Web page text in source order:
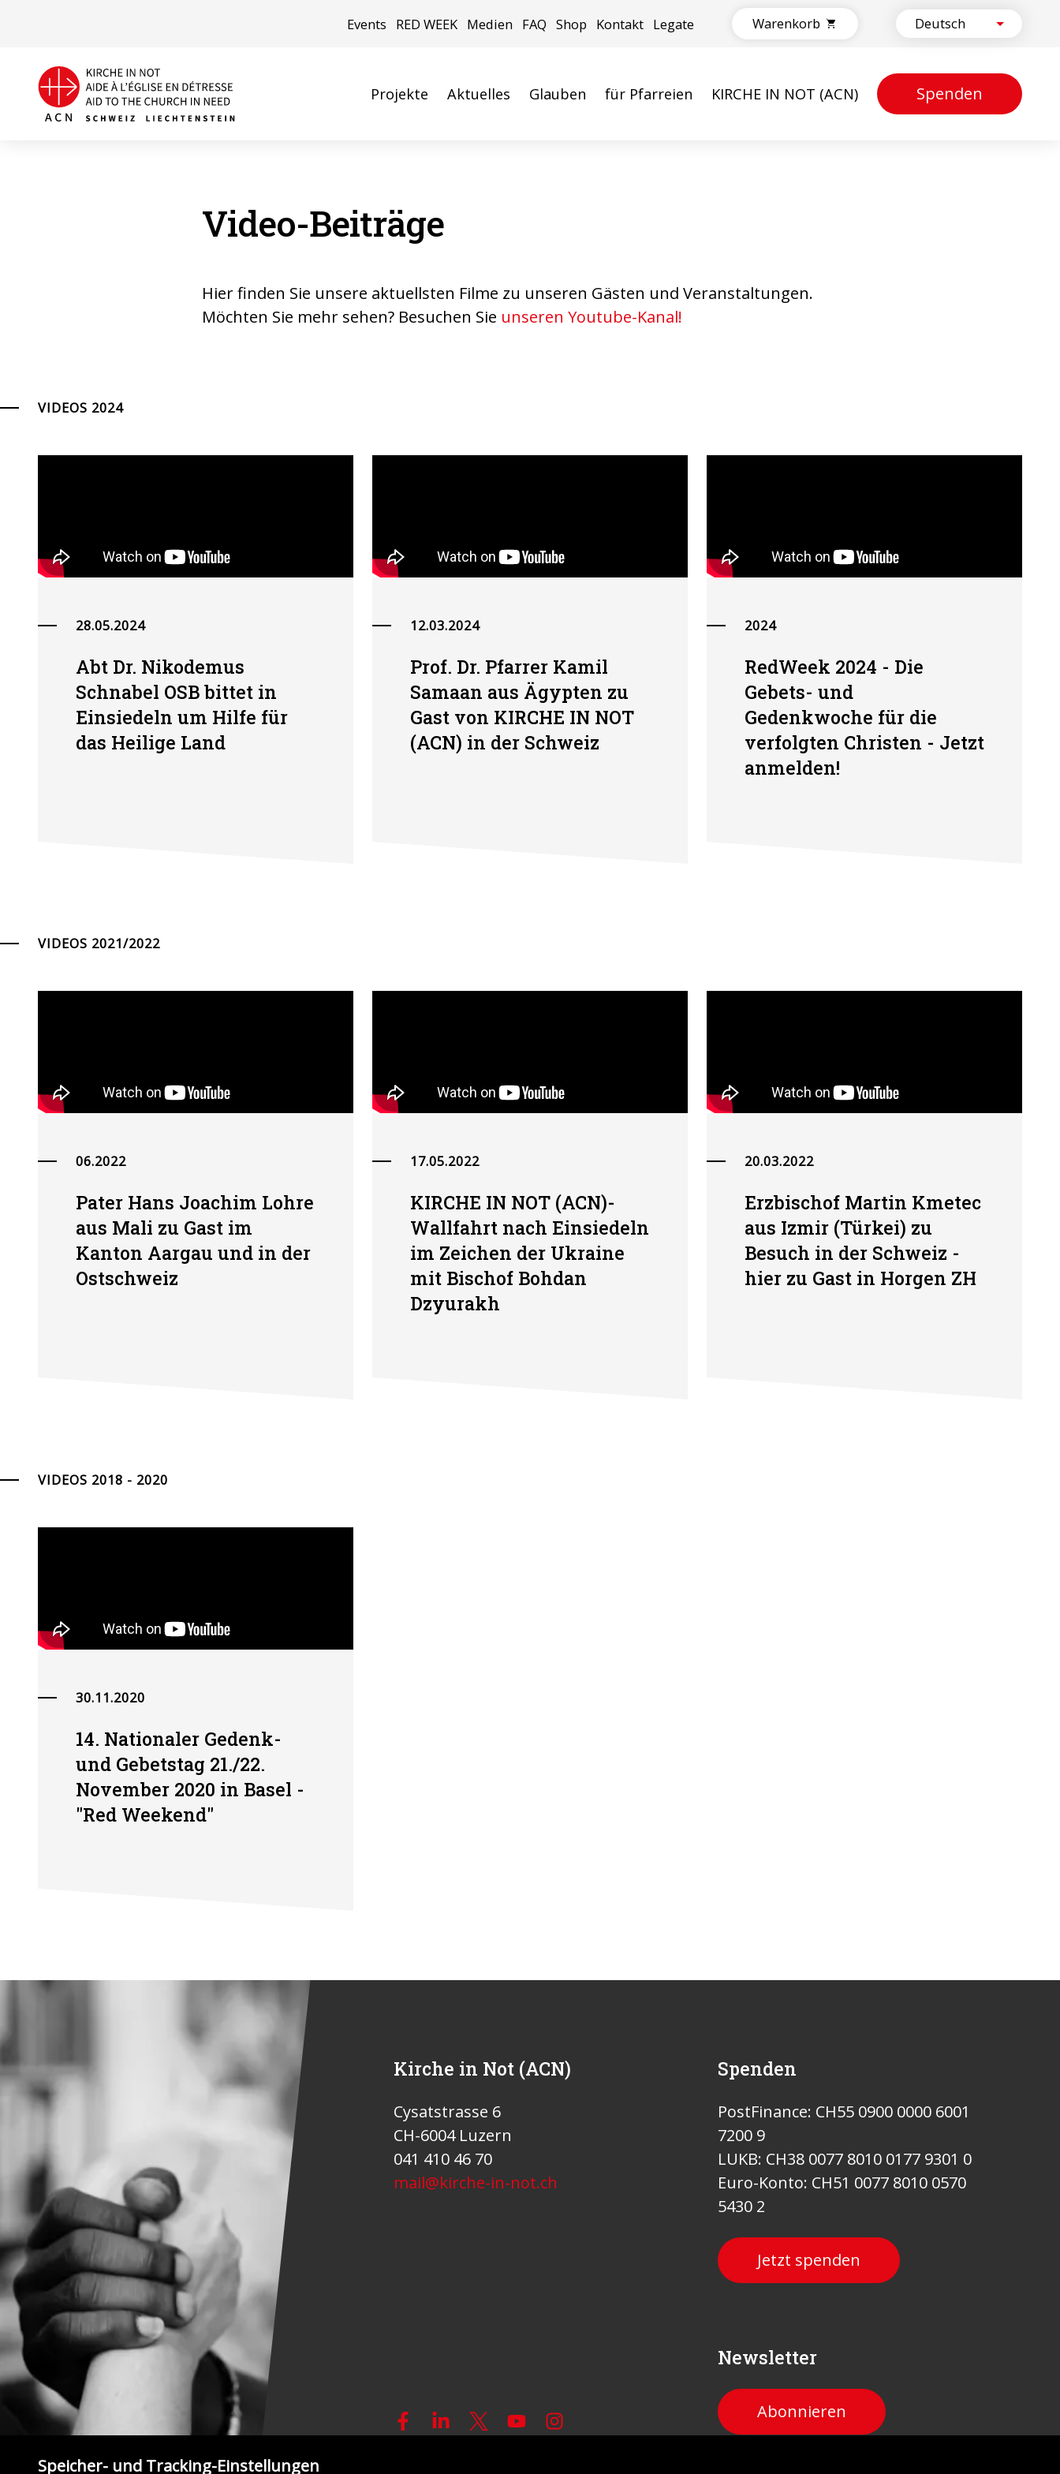
Events RED WEEK Medien FAQ Shop Kontakt Legate Warenkorb
Projekte Aktuelles Glauben für Pfarreien KIRCHE IN NOT (ACN) Spenden
Video-Beiträge
Hier finden Sie unsere aktuellsten Filme zu unseren Gästen und Veranstaltungen.
Möchten Sie mehr sehen? Besuchen Sie unseren Youtube-Kanal!
VIDEOS 2024
28.05.2024
Abt Dr. Nikodemus
Schnabel OSB bittet in
Einsiedeln um Hilfe für
das Heilige Land
12.03.2024
Prof. Dr. Pfarrer Kamil
Samaan aus Ägypten zu
Gast von KIRCHE IN NOT
(ACN) in der Schweiz
2024
RedWeek 2024 - Die
Gebets- und
Gedenkwoche für die
verfolgten Christen - Jetzt
anmelden!
VIDEOS 2021/2022
06.2022
Pater Hans Joachim Lohre
aus Mali zu Gast im
Kanton Aargau und in der
Ostschweiz
17.05.2022
KIRCHE IN NOT (ACN)-
Wallfahrt nach Einsiedeln
im Zeichen der Ukraine
mit Bischof Bohdan
Dzyurakh
20.03.2022
Erzbischof Martin Kmetec
aus Izmir (Türkei) zu
Besuch in der Schweiz -
hier zu Gast in Horgen ZH
VIDEOS 2018 - 2020
30.11.2020
14. Nationaler Gedenk-
und Gebetstag 21./22.
November 2020 in Basel -
"Red Weekend"
Kirche in Not (ACN)
Cysatstrasse 6
CH-6004 Luzern
041 410 46 70
mail@kirche-in-not.ch
Spenden
PostFinance: CH55 0900 0000 6001
7200 9
LUKB: CH38 0077 8010 0177 9301 0
Euro-Konto: CH51 0077 8010 0570
5430 2
Jetzt spenden
Newsletter
Abonnieren
Speicher- und Tracking-Einstellungen